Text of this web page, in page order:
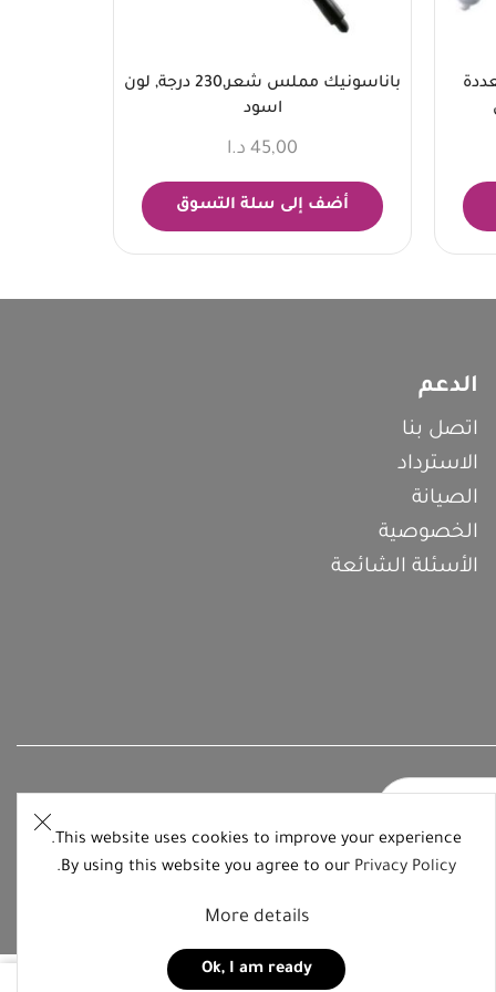
باناسونيك مملس شعر,230 درجة, لون
اسود
45,00 د.ا
أضف إلى سلة التسوق
This website uses cookies to improve your experience.
By using this website you agree to our Privacy Policy
.
More details
Ok, I am ready
الدعم
اتصل بنا
الاسترداد
الصيانة
الخصوصية
الأسئلة الشائعة